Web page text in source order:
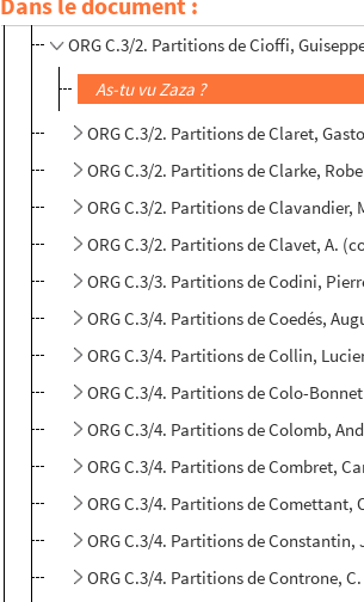
ORG C.3/2. Partitions de Christiné,
ORG C.3/2. Partitions de Cioffi,
As-tu vu Zaza ?
ORG C.3/2. Partitions de Claret,
ORG C.3/2. Partitions de Clarke,
ORG C.3/2. Partitions de
ORG C.3/2. Partitions de Clavet, A.
ORG C.3/3. Partitions de Codini,
ORG C.3/4. Partitions de Coedés,
ORG C.3/4. Partitions de Collin,
ORG C.3/4. Partitions de Colo-
ORG C.3/4. Partitions de Colomb,
ORG C.3/4. Partitions de Combret,
ORG C.3/4. Partitions de Comettant,
ORG C.3/4. Partitions de Constantin,
ORG C.3/4. Partitions de Controne,